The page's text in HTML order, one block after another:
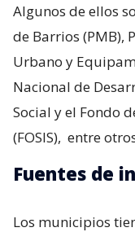
Algunos de ellos
de Barrios (PMB),
Urbano y
Nacional de
Social y el Fondo
(FOSIS), entre
Fuentes de
Los municipios